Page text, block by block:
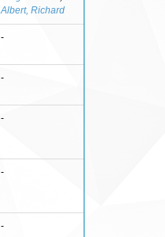
Albert, Richard
-
-
-
-
-